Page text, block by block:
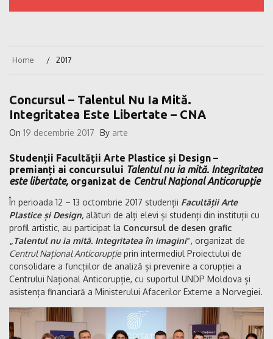
Home 2017
Concursul – Talentul Nu Ia Mită.
Integritatea Este Libertate – CNA
On 19 decembrie 2017 By arte
Studenții Facultății Arte Plastice și Design –
premianți ai concursului Talentul nu ia mită. Integritatea
este libertate, organizat de Centrul Național Anticorupție
În perioada 12 – 13 octombrie 2017 studenții Facultății Arte
Plastice și Design, alături de alți elevi și studenți din instituții cu
profil artistic, au participat la Concursul de desen grafic
Talentul nu ia mită. Integritatea în imagini”, organizat de
Centrul Național Anticorupție prin intermediul Proiectului de
consolidare a funcțiilor de analiză și prevenire a corupției a
Centrului Național Anticorupție, cu suportul UNDP Moldova și
asistența financiară a Ministerului Afacerilor Externe a Norvegiei.